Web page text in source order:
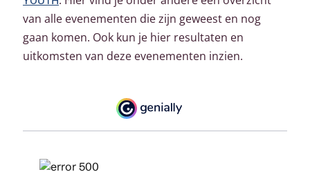
van alle evenementen die zijn geweest en nog
gaan komen. Ook kun je hier resultaten en
uitkomsten van deze evenementen inzien.